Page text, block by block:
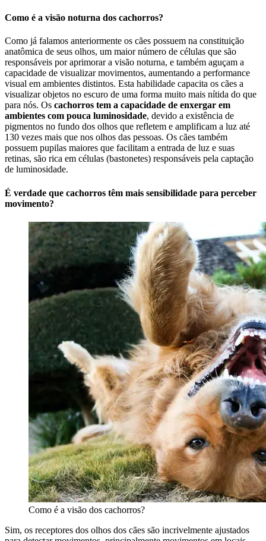
Como é a visão noturna dos cachorros?
Como já falamos anteriormente os cães possuem na constituição
anatômica de seus olhos, um maior número de células que são
responsáveis por aprimorar a visão noturna, e também aguçam a
capacidade de visualizar movimentos, aumentando a performance
visual em ambientes distintos. Esta habilidade capacita os cães a
visualizar objetos no escuro de uma forma muito mais nítida do que
para nós. Os cachorros tem a capacidade de enxergar em
ambientes com pouca luminosidade, devido a existência de
pigmentos no fundo dos olhos que refletem e amplificam a luz até
130 vezes mais que nos olhos das pessoas. Os cães também
possuem pupilas maiores que facilitam a entrada de luz e suas
retinas, são rica em células (bastonetes) responsáveis pela captação
de luminosidade.
É verdade que cachorros têm mais sensibilidade para perceber
movimento?
Como é a visão dos cachorros?
Sim, os receptores dos olhos dos cães são incrivelmente ajustados